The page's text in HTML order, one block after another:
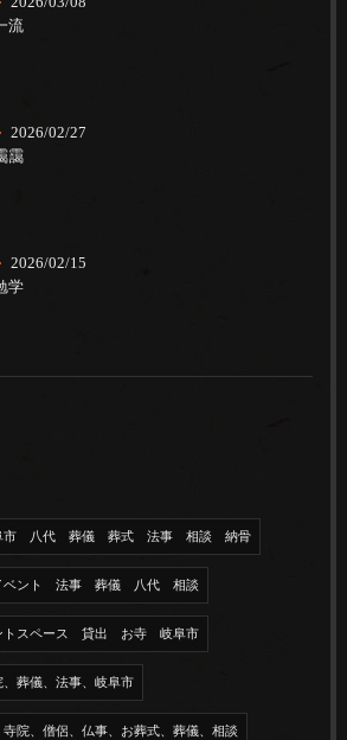
流
2026/02/27
靄
2026/02/15
学
市 八代 葬儀 葬式 法事 相談 納骨
ント 法事 葬儀 八代 相談
トスペース 貸出 お寺 岐阜市
葬儀、法事、岐阜市
院、僧侶、仏事、お葬式、葬儀、相談